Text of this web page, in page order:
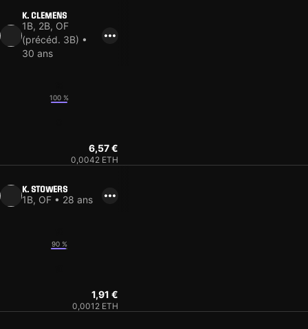
K. CLEMENS
1B, 2B, OF
(précéd. 3B) •
30 ans
100 %
0,0042 ETH
6,57 €
K. STOWERS
1B, OF • 28 ans
90 %
0,0012 ETH
1,91 €